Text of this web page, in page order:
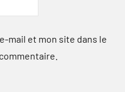
mail et mon site dans le